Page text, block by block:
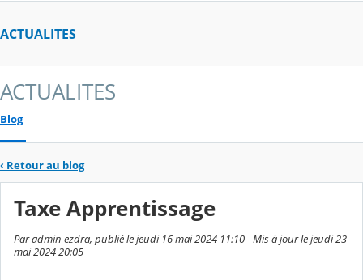
ACTUALITES
ACTUALITES
Blog
‹ Retour au blog
Taxe Apprentissage
Par admin ezdra, publié le jeudi 16 mai 2024 11:10 - Mis à jour le jeudi 23
mai 2024 20:05